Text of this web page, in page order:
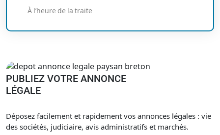
À l’heure de la traite
PUBLIEZ VOTRE ANNONCE
LÉGALE
Déposez facilement et rapidement vos annonces légales : vie
des sociétés, judiciaire, avis administratifs et marchés.